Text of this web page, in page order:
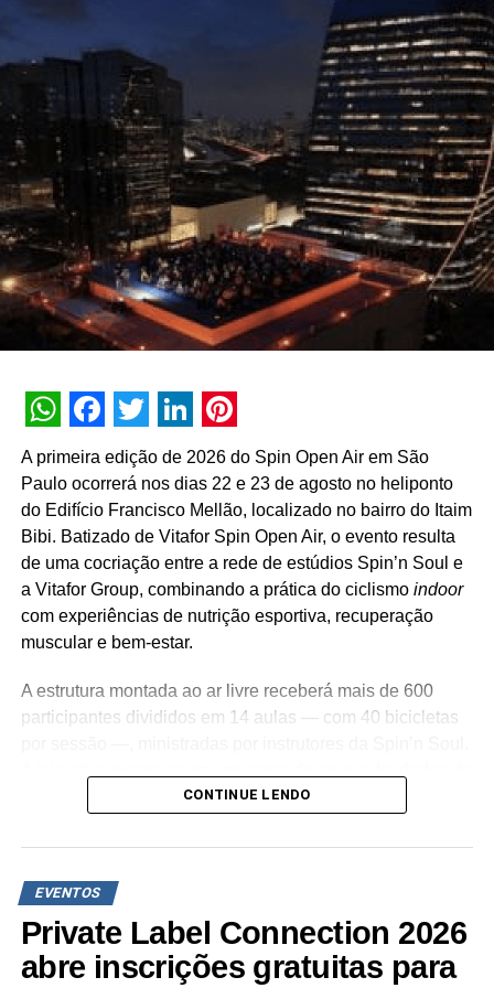
(arte com florestas e folhas desidratadas) e
TÓPICOS RELACIONADOS:
Getnet aposta em ativações integradas na
Autocom 2025 assinadas pela Eagle Agência
NÃO PERCA
FestPraRua 2025 vai promover cultura, inclusão e
assistência social no centro de São Paulo
WhatsApp
Facebook
Twitter
LinkedIn
Pinterest
A primeira edição de 2026 do Spin Open Air em São
Paulo ocorrerá nos dias 22 e 23 de agosto no heliponto
do Edifício Francisco Mellão, localizado no bairro do Itaim
Bibi. Batizado de Vitafor Spin Open Air, o evento resulta
de uma cocriação entre a rede de estúdios Spin’n Soul e
a Vitafor Group, combinando a prática do ciclismo indoor
com experiências de nutrição esportiva, recuperação
muscular e bem-estar.
A estrutura montada ao ar livre receberá mais de 600
participantes divididos em 14 aulas — com 40 bicicletas
estudo “Saúde & Bem-Estar” (Hand Gestão
11ª posição global no setor dewellness, movimentando
mercado da América Latina.
A Vitafor Group assina a jornada de nutrição e suporte
aos atletas no pré e pós-treino. Alinhada à expansão do
CONTINUE LENDO
EVENTOS
Private Label Connection 2026
abre inscrições gratuitas para